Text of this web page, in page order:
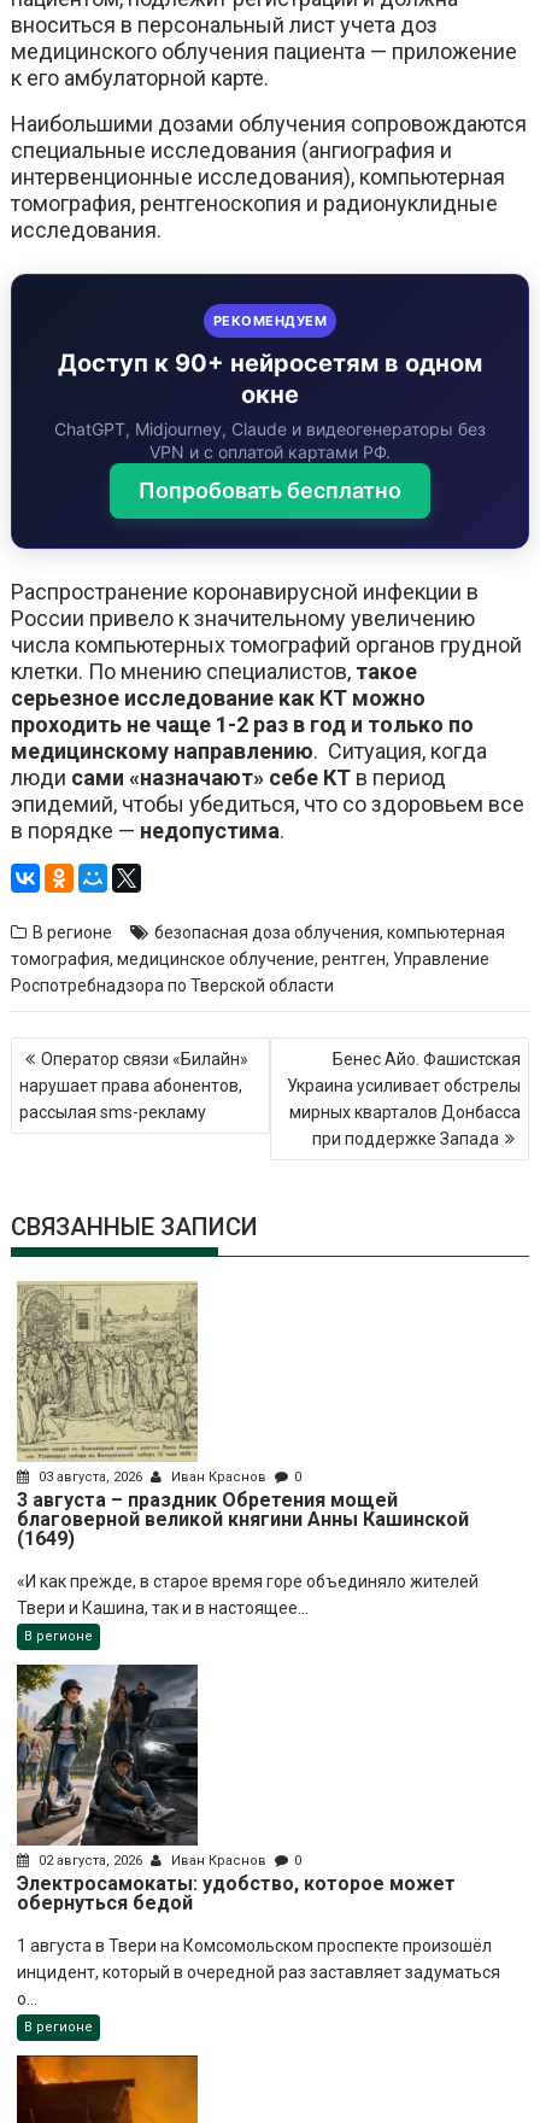
вноситься в персональный лист учета доз
медицинского облучения пациента — приложение
к его амбулаторной карте.
Наибольшими дозами облучения сопровождаются
специальные исследования (ангиография и
интервенционные исследования), компьютерная
томография, рентгеноскопия и радионуклидные
исследования.
РЕКОМЕНДУЕМ
Доступ к 90+ нейросетям в одном
окне
ChatGPT, Midjourney, Claude и видеогенераторы без
VPN и с оплатой картами РФ.
Попробовать бесплатно
Распространение коронавирусной инфекции в
России привело к значительному увеличению
числа компьютерных томографий органов грудной
клетки. По мнению специалистов, такое
серьезное исследование как КТ можно
проходить не чаще 1-2 раз в год и только по
медицинскому направлению. Ситуация, когда
люди сами «назначают» себе КТ в период
эпидемий, чтобы убедиться, что со здоровьем все
в порядке — недопустима.
В регионе безопасная доза облучения,компьютерная
томография,медицинское облучение,рентген, Управление
Роспотребнадзора по Тверской области
Навигация
по
записям
Оператор связи «Билайн»
нарушает права абонентов,
рассылая sms-рекламу
Бенес Айо. Фашистская
Украина усиливает обстрелы
мирных кварталов Донбасса
при поддержке Запада
СВЯЗАННЫЕ ЗАПИСИ
03 августа, 2026 Иван Краснов 0
3 августа – праздник Обретения мощей
благоверной великой княгини Анны Кашинской
(1649)
«И как прежде, в старое время горе объединяло жителей
Твери и Кашина, так и в настоящее...
В регионе
02 августа, 2026 Иван Краснов 0
Электросамокаты: удобство, которое может
обернуться бедой
1 августа в Твери на Комсомольском проспекте произошёл
инцидент, который в очередной раз заставляет задуматься
о...
В регионе